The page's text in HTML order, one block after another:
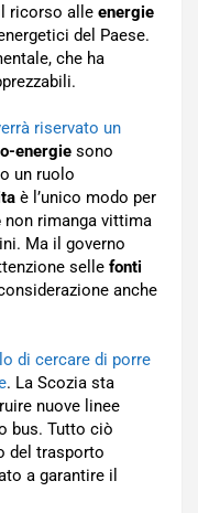
ricorso alle energie
del Paese.
che ha
riservato un
energie sono
un ruolo
è l’unico modo per
non rimanga vittima
Ma il governo
selle fonti
anche
di cercare di porre
. La Scozia sta
nuove linee
bus. Tutto ciò
del trasporto
a garantire il